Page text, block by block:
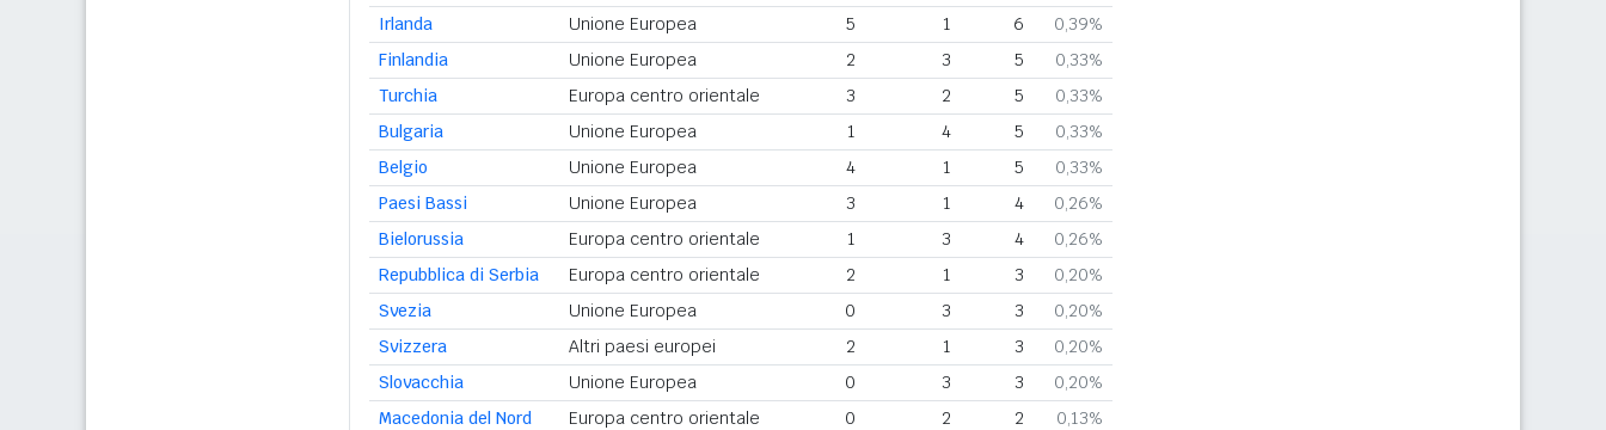
Irlanda
Unione Europea 5 1 6
0,39%
Finlandia
Unione Europea 2 3 5
0,33%
Turchia
Europa centro orientale 3 2 5
0,33%
Bulgaria
Unione Europea 1 4 5
0,33%
Belgio
Unione Europea 4 1 5
0,33%
Paesi Bassi
Unione Europea 3 1 4
0,26%
Bielorussia
Europa centro orientale 1 3 4
0,26%
Repubblica di Serbia
Europa centro orientale 2 1 3
0,20%
Svezia
Unione Europea 0 3 3
0,20%
Svizzera
Altri paesi europei 2 1 3
0,20%
Slovacchia
Unione Europea 0 3 3
0,20%
Macedonia del Nord
Europa centro orientale 0 2 2
0,13%